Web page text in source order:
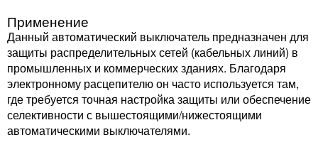
Применение
Данный автоматический выключатель предназначен для
защиты распределительных сетей (кабельных линий) в
промышленных и коммерческих зданиях. Благодаря
электронному расцепителю он часто используется там,
где требуется точная настройка защиты или обеспечение
селективности с вышестоящими/нижестоящими
автоматическими выключателями.